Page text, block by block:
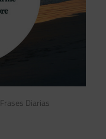
Frases Diarias